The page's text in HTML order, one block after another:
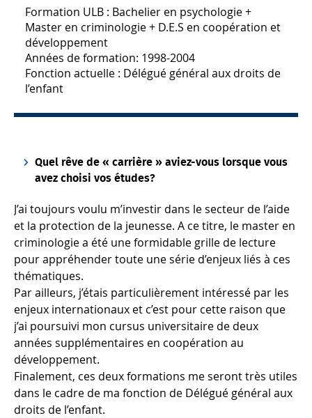
Formation ULB : Bachelier en psychologie +
Master en criminologie + D.E.S en coopération et
développement
Années de formation: 1998-2004
Fonction actuelle : Délégué général aux droits de
l’enfant
Quel rêve de « carrière » aviez-vous lorsque vous
avez choisi vos études?
J’ai toujours voulu m’investir dans le secteur de l’aide
et la protection de la jeunesse. A ce titre, le master en
criminologie a été une formidable grille de lecture
pour appréhender toute une série d’enjeux liés à ces
thématiques.
Par ailleurs, j’étais particulièrement intéressé par les
enjeux internationaux et c’est pour cette raison que
j’ai poursuivi mon cursus universitaire de deux
années supplémentaires en coopération au
développement.
Finalement, ces deux formations me seront très utiles
dans le cadre de ma fonction de Délégué général aux
droits de l’enfant.